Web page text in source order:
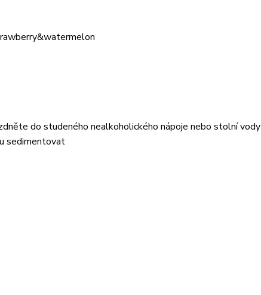
do studeného nealkoholického nápoje nebo stolní vody
sedimentovat